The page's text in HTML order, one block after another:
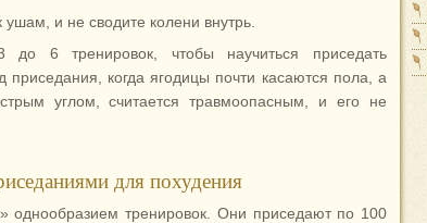
ушам, и не сводите колени внутрь.
6 тренировок, чтобы научиться приседать
когда ягодицы почти касаются пола, а
углом, считается травмоопасным, и его не
для похудения
однообразием тренировок. Они приседают по 100